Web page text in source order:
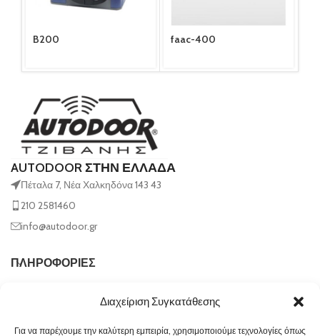
Διαχείριση Συγκατάθεσης
Για να παρέχουμε την καλύτερη εμπειρία, χρησιμοποιούμε τεχνολογίες όπως
B200 faac-400
AUTODOOR ΣΤΗΝ ΕΛΛΑΔΑ
Πέταλα 7, Νέα Χαλκηδόνα 143 43
210 2581460
info@autodoor.gr
ΠΛΗΡΟΦΟΡΙΕΣ